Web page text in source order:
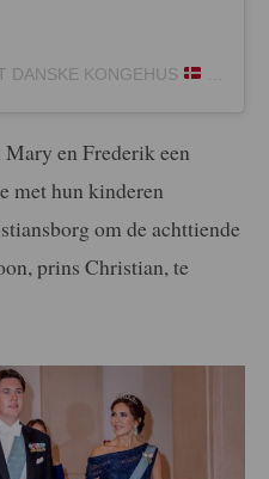
DANSKE KONGEHUS
en Frederik een
met hun kinderen
om de achttiende
prins Christian, te